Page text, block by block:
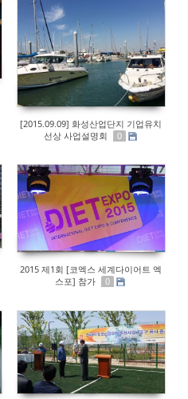
[2015.09.09] 화성산업단지 기업유치
선상 사업설명회
0
2015 제1회 [코엑스 세계다이어트 엑
스포] 참가
0